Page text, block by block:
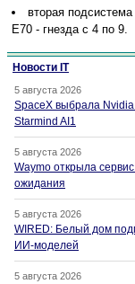
вторая
E70 - гнезда с 4 по 9.
Новости IT
5 августа 2026
SpaceX выбрала
Starmind AI1
5 августа 2026
Waymo открыла
ожидания
5 августа 2026
WIRED: Белый дом
ИИ-моделей
5 августа 2026